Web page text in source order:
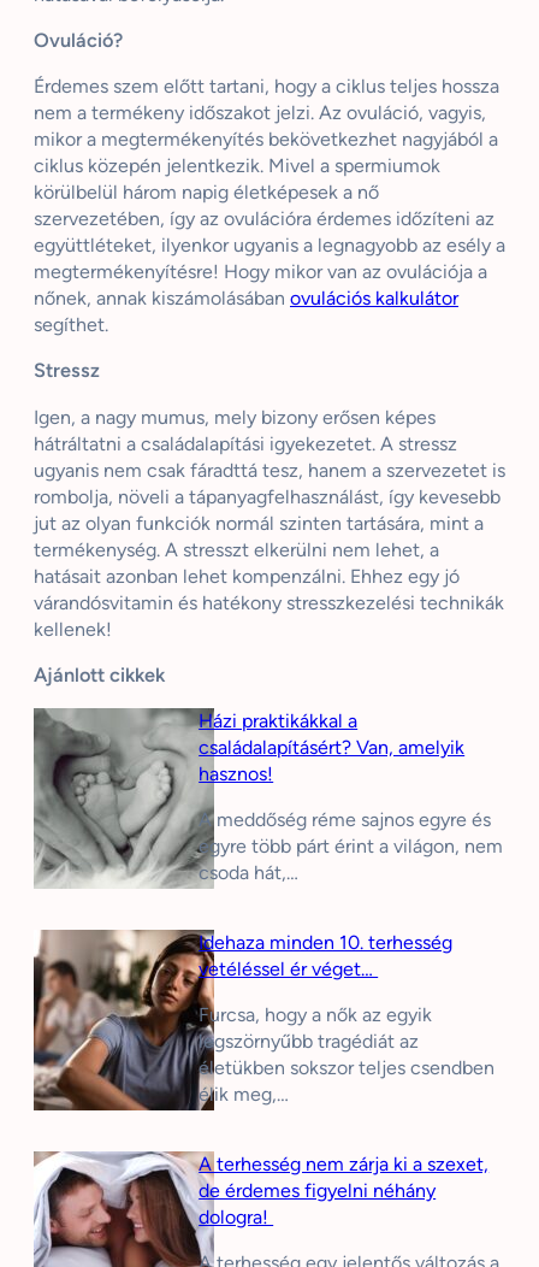
Ovuláció?
Érdemes szem előtt tartani, hogy a ciklus teljes hossza
nem a termékeny időszakot jelzi. Az ovuláció, vagyis,
mikor a megtermékenyítés bekövetkezhet nagyjából a
ciklus közepén jelentkezik. Mivel a spermiumok
körülbelül három napig életképesek a nő
szervezetében, így az ovulációra érdemes időzíteni az
együttléteket, ilyenkor ugyanis a legnagyobb az esély a
megtermékenyítésre! Hogy mikor van az ovulációja a
nőnek, annak kiszámolásában ovulációs kalkulátor
segíthet.
Stressz
Igen, a nagy mumus, mely bizony erősen képes
hátráltatni a családalapítási igyekezetet. A stressz
ugyanis nem csak fáradttá tesz, hanem a szervezetet is
rombolja, növeli a tápanyagfelhasználást, így kevesebb
jut az olyan funkciók normál szinten tartására, mint a
termékenység. A stresszt elkerülni nem lehet, a
hatásait azonban lehet kompenzálni. Ehhez egy jó
várandósvitamin és hatékony stresszkezelési technikák
kellenek!
Ajánlott cikkek
Házi praktikákkal a
családalapításért? Van, amelyik
hasznos!
A meddőség réme sajnos egyre és
egyre több párt érint a világon, nem
csoda hát,…
Idehaza minden 10. terhesség
vetéléssel ér véget…
Furcsa, hogy a nők az egyik
legszörnyűbb tragédiát az
életükben sokszor teljes csendben
élik meg,…
A terhesség nem zárja ki a szexet,
de érdemes figyelni néhány
dologra!